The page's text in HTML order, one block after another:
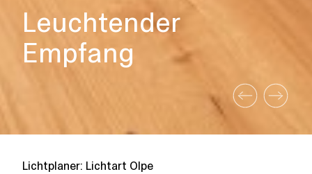
Leuchtender
Empfang
Lichtplaner: Lichtart Olpe